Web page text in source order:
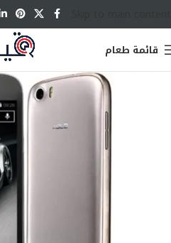
قائمة طعام